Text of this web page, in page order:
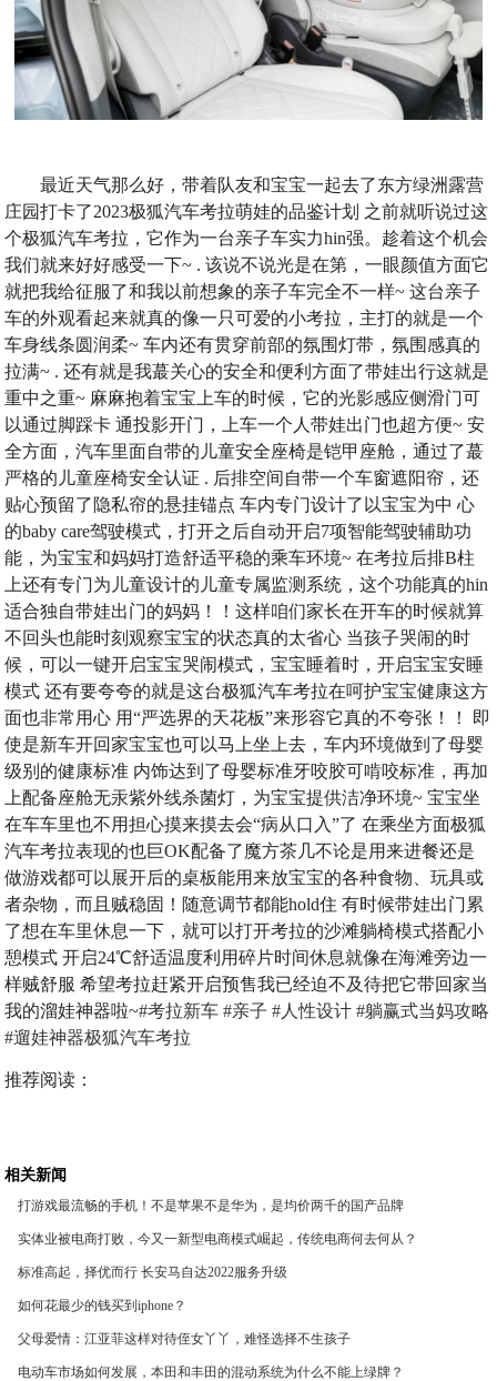
最近天气那么好，带着队友和宝宝一起去了东方绿洲露营
庄园打卡了2023极狐汽车考拉萌娃的品鉴计划 之前就听说过这
个极狐汽车考拉，它作为一台亲子车实力hin强。趁着这个机会
我们就来好好感受一下~ . 该说不说光是在第，一眼颜值方面它
就把我给征服了和我以前想象的亲子车完全不一样~ 这台亲子
车的外观看起来就真的像一只可爱的小考拉，主打的就是一个
车身线条圆润柔~ 车内还有贯穿前部的氛围灯带，氛围感真的
拉满~ . 还有就是我蕞关心的安全和便利方面了带娃出行这就是
重中之重~ 麻麻抱着宝宝上车的时候，它的光影感应侧滑门可
以通过脚踩卡 通投影开门，上车一个人带娃出门也超方便~ 安
全方面，汽车里面自带的儿童安全座椅是铠甲座舱，通过了蕞
严格的儿童座椅安全认证 . 后排空间自带一个车窗遮阳帘，还
贴心预留了隐私帘的悬挂锚点 车内专门设计了以宝宝为中 心
的baby care驾驶模式，打开之后自动开启7项智能驾驶辅助功
能，为宝宝和妈妈打造舒适平稳的乘车环境~ 在考拉后排B柱
上还有专门为儿童设计的儿童专属监测系统，这个功能真的hin
适合独自带娃出门的妈妈！！这样咱们家长在开车的时候就算
不回头也能时刻观察宝宝的状态真的太省心 当孩子哭闹的时
候，可以一键开启宝宝哭闹模式，宝宝睡着时，开启宝宝安睡
模式 还有要夸夸的就是这台极狐汽车考拉在呵护宝宝健康这方
面也非常用心 用“严选界的天花板”来形容它真的不夸张！！ 即
使是新车开回家宝宝也可以马上坐上去，车内环境做到了母婴
级别的健康标准 内饰达到了母婴标准牙咬胶可啃咬标准，再加
上配备座舱无汞紫外线杀菌灯，为宝宝提供洁净环境~ 宝宝坐
在车车里也不用担心摸来摸去会“病从口入”了 在乘坐方面极狐
汽车考拉表现的也巨OK配备了魔方茶几不论是用来进餐还是
做游戏都可以展开后的桌板能用来放宝宝的各种食物、玩具或
者杂物，而且贼稳固！随意调节都能hold住 有时候带娃出门累
了想在车里休息一下，就可以打开考拉的沙滩躺椅模式搭配小
憩模式 开启24℃舒适温度利用碎片时间休息就像在海滩旁边一
样贼舒服 希望考拉赶紧开启预售我已经迫不及待把它带回家当
我的溜娃神器啦~#考拉新车 #亲子 #人性设计 #躺赢式当妈攻略
#遛娃神器极狐汽车考拉
推荐阅读：
相关新闻
打游戏最流畅的手机！不是苹果不是华为，是均价两千的国产品牌
实体业被电商打败，今又一新型电商模式崛起，传统电商何去何从？
标准高起，择优而行 长安马自达2022服务升级
如何花最少的钱买到iphone？
父母爱情：江亚菲这样对待侄女丫丫，难怪选择不生孩子
电动车市场如何发展，本田和丰田的混动系统为什么不能上绿牌？